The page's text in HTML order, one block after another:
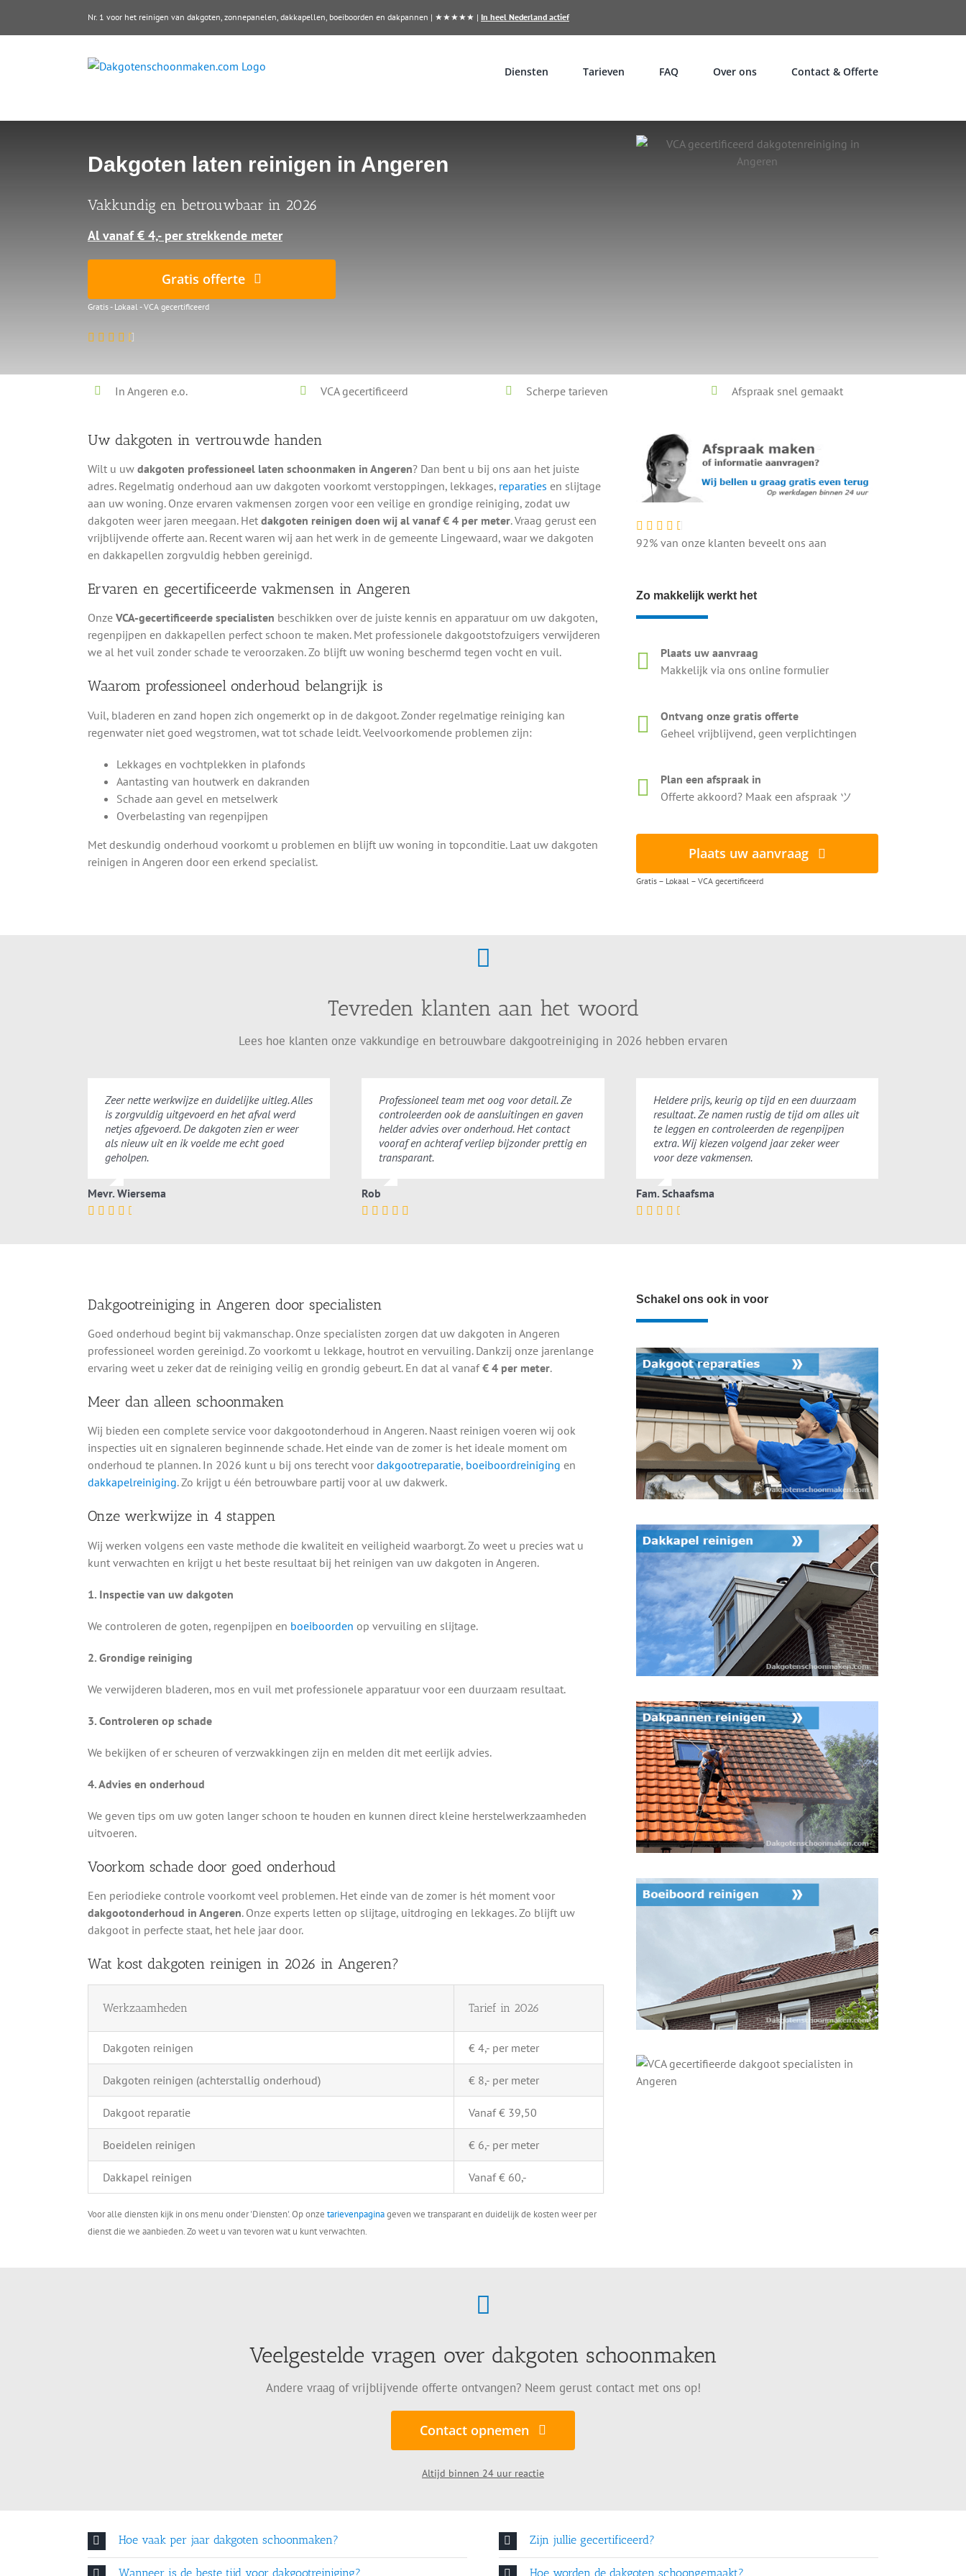
Nr. 1 voor het reinigen van dakgoten, zonnepanelen, dakkapellen, boeiboorden en dakpannen | ★★★★★ | In heel Nederland actief
Diensten Tarieven FAQ Over ons Contact & Offerte
Dakgoten laten reinigen in Angeren
Vakkundig en betrouwbaar in 2026
Al vanaf € 4,- per strekkende meter
Gratis offerte
Gratis - Lokaal - VCA gecertificeerd
In Angeren e.o. VCA gecertificeerd Scherpe tarieven Afspraak snel gemaakt
Uw dakgoten in vertrouwde handen
Wilt u uw dakgoten professioneel laten schoonmaken in Angeren? Dan bent u bij ons aan het juiste
adres. Regelmatig onderhoud aan uw dakgoten voorkomt verstoppingen, lekkages, reparaties en slijtage
aan uw woning. Onze ervaren vakmensen zorgen voor een veilige en grondige reiniging, zodat uw
dakgoten weer jaren meegaan. Het dakgoten reinigen doen wij al vanaf € 4 per meter. Vraag gerust een
vrijblijvende offerte aan. Recent waren wij aan het werk in de gemeente Lingewaard, waar we dakgoten
en dakkapellen zorgvuldig hebben gereinigd.
Ervaren en gecertificeerde vakmensen in Angeren
Onze VCA-gecertificeerde specialisten beschikken over de juiste kennis en apparatuur om uw dakgoten,
regenpijpen en dakkapellen perfect schoon te maken. Met professionele dakgootstofzuigers verwijderen
we al het vuil zonder schade te veroorzaken. Zo blijft uw woning beschermd tegen vocht en vuil.
Waarom professioneel onderhoud belangrijk is
Vuil, bladeren en zand hopen zich ongemerkt op in de dakgoot. Zonder regelmatige reiniging kan
regenwater niet goed wegstromen, wat tot schade leidt. Veelvoorkomende problemen zijn:
Lekkages en vochtplekken in plafonds
Aantasting van houtwerk en dakranden
Schade aan gevel en metselwerk
Overbelasting van regenpijpen
Met deskundig onderhoud voorkomt u problemen en blijft uw woning in topconditie. Laat uw dakgoten
reinigen in Angeren door een erkend specialist.
92% van onze klanten beveelt ons aan
Zo makkelijk werkt het
Plaats uw aanvraag
Makkelijk via ons online formulier
Ontvang onze gratis offerte
Geheel vrijblijvend, geen verplichtingen
Plan een afspraak in
Offerte akkoord? Maak een afspraak ツ
Plaats uw aanvraag
Gratis – Lokaal – VCA gecertificeerd
Tevreden klanten aan het woord
Lees hoe klanten onze vakkundige en betrouwbare dakgootreiniging in 2026 hebben ervaren
Zeer nette werkwijze en duidelijke uitleg. Alles
is zorgvuldig uitgevoerd en het afval werd
netjes afgevoerd. De dakgoten zien er weer
als nieuw uit en ik voelde me echt goed
geholpen.
Mevr. Wiersema
Professioneel team met oog voor detail. Ze
controleerden ook de aansluitingen en gaven
helder advies over onderhoud. Het contact
vooraf en achteraf verliep bijzonder prettig en
transparant.
Rob
Heldere prijs, keurig op tijd en een duurzaam
resultaat. Ze namen rustig de tijd om alles uit
te leggen en controleerden de regenpijpen
extra. Wij kiezen volgend jaar zeker weer
voor deze vakmensen.
Fam. Schaafsma
Dakgootreiniging in Angeren door specialisten
Goed onderhoud begint bij vakmanschap. Onze specialisten zorgen dat uw dakgoten in Angeren
professioneel worden gereinigd. Zo voorkomt u lekkage, houtrot en vervuiling. Dankzij onze jarenlange
ervaring weet u zeker dat de reiniging veilig en grondig gebeurt. En dat al vanaf€ 4 per meter.
Meer dan alleen schoonmaken
Wij bieden een complete service voor dakgootonderhoud in Angeren. Naast reinigen voeren wij ook
inspecties uit en signaleren beginnende schade. Het einde van de zomer is het ideale moment om
onderhoud te plannen. In 2026 kunt u bij ons terecht voor dakgootreparatie, boeiboordreiniging en
dakkapelreiniging. Zo krijgt u één betrouwbare partij voor al uw dakwerk.
Onze werkwijze in 4 stappen
Wij werken volgens een vaste methode die kwaliteit en veiligheid waarborgt. Zo weet u precies wat u
kunt verwachten en krijgt u het beste resultaat bij het reinigen van uw dakgoten in Angeren.
1. Inspectie van uw dakgoten
We controleren de goten, regenpijpen en boeiboorden op vervuiling en slijtage.
2. Grondige reiniging
We verwijderen bladeren, mos en vuil met professionele apparatuur voor een duurzaam resultaat.
3. Controleren op schade
We bekijken of er scheuren of verzwakkingen zijn en melden dit met eerlijk advies.
4. Advies en onderhoud
We geven tips om uw goten langer schoon te houden en kunnen direct kleine herstelwerkzaamheden
uitvoeren.
Voorkom schade door goed onderhoud
Een periodieke controle voorkomt veel problemen. Het einde van de zomer is hét moment voor
dakgootonderhoud in Angeren. Onze experts letten op slijtage, uitdroging en lekkages. Zo blijft uw
dakgoot in perfecte staat, het hele jaar door.
Wat kost dakgoten reinigen in 2026 in Angeren?
Werkzaamheden Tarief in 2026
Dakgoten reinigen € 4,- per meter
Dakgoten reinigen (achterstallig onderhoud) € 8,- per meter
Dakgoot reparatie Vanaf € 39,50
Boeidelen reinigen € 6,- per meter
Dakkapel reinigen Vanaf € 60,-
Voor alle diensten kijk in ons menu onder 'Diensten'. Op onze tarievenpaginageven we transparant en duidelijk de kosten weer per
dienst die we aanbieden. Zo weet u van tevoren wat u kunt verwachten.
Schakel ons ook in voor
Veelgestelde vragen over dakgoten schoonmaken
Andere vraag of vrijblijvende offerte ontvangen? Neem gerust contact met ons op!
Contact opnemen
Altijd binnen 24 uur reactie
Hoe vaak per jaar dakgoten schoonmaken?
Wanneer is de beste tijd voor dakgootreiniging?
Zijn jullie gecertificeerd?
Hoe worden de dakgoten schoongemaakt?